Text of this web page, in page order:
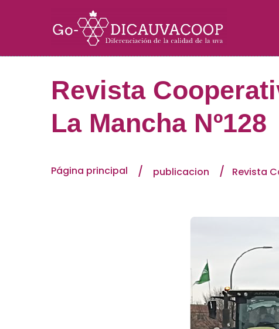
Revista
La Mancha Nº128
Página principal publicacion Revista